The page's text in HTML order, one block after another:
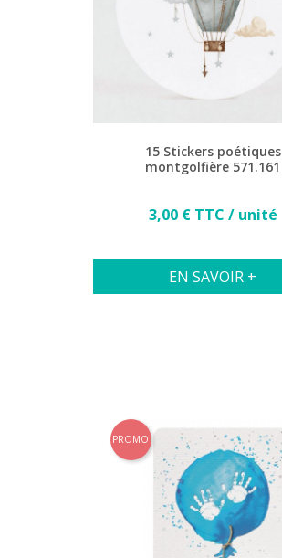
15 Stickers poétiques
montgolfière 571.161
Prix
3,00 € TTC / unité
EN SAVOIR +
PROMO